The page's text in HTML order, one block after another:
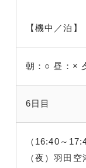
【機中／泊】
朝：○ 昼：×
6日目
（16:40～
（夜）羽田